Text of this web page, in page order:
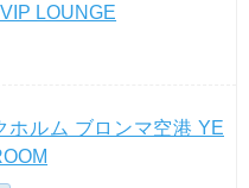
LOUNGE
ホルム ブロンマ空港 YE